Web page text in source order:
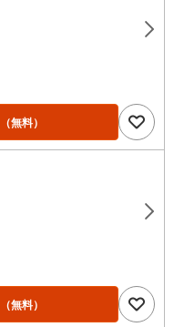
（無料）
（無料）